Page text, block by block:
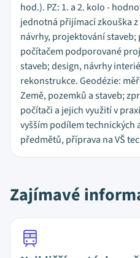
hod.). PZ: 1. a 2. kolo -
jednotná přijímací zkouška z
návrhy, projektování staveb;
počítačem podporované
staveb; design, návrhy
rekonstrukce. Geodézie:
Země, pozemků a staveb;
počítači a jejich využití v
vyšším podílem technických
předmětů, příprava na VŠ
Zajímavé